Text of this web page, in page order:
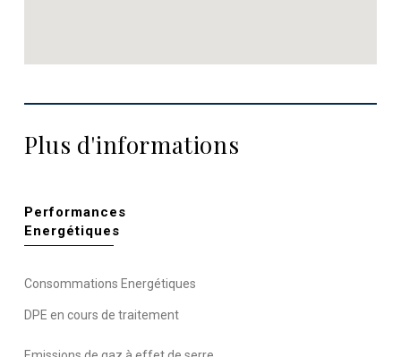
Plus d'informations
Performances
Energétiques
Consommations Energétiques
DPE en cours de traitement